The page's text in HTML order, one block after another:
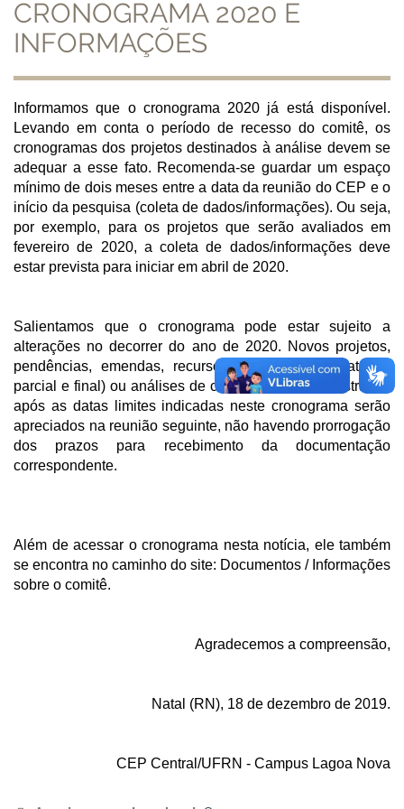
CRONOGRAMA 2020 E
INFORMAÇÕES
Informamos que o cronograma 2020 já está disponível.
Levando em conta o período de recesso do comitê, os
cronogramas dos projetos destinados à análise devem se
adequar a esse fato. Recomenda-se guardar um espaço
mínimo de dois meses entre a data da reunião do CEP e o
início da pesquisa (coleta de dados/informações). Ou seja,
por exemplo, para os projetos que serão avaliados em
fevereiro de 2020, a coleta de dados/informações deve
estar prevista para iniciar em abril de 2020.
Salientamos que o cronograma pode estar sujeito a
alterações no decorrer do ano de 2020. Novos projetos,
pendências, emendas, recursos, notificações (relatórios
parcial e final) ou análises de coparticipantes cadastrados
após as datas limites indicadas neste cronograma serão
apreciados na reunião seguinte, não havendo prorrogação
dos prazos para recebimento da documentação
correspondente.
Além de acessar o cronograma nesta notícia, ele também
se encontra no caminho do site: Documentos / Informações
sobre o comitê.
Agradecemos a compreensão,
Natal (RN), 18 de dezembro de 2019.
CEP Central/UFRN - Campus Lagoa Nova